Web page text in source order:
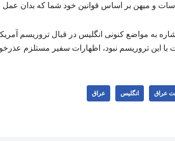
و میهن بر اساس قوانین خود شما که بدان
به مواضع کنونی انگلیس در قبال تروریسم
با این تروریسم نبود، اظهارات سفیر مستلزم
عراق انگلیس عراق